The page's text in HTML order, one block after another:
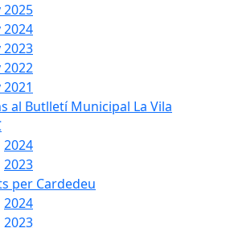
2025
2024
2023
2022
al Butlletí Municipal La Vila
2024
2023
per Cardedeu
2024
2023